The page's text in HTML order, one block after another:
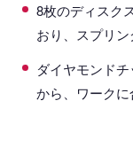
8枚のディスク
おり、スプリン
ダイヤモンド
から、ワークに